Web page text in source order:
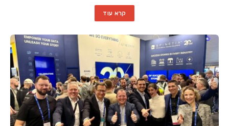
קרא עוד